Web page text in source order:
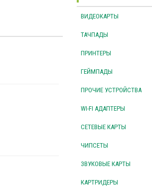
ВИДЕОКАРТЫ
ТАЧПАДЫ
ПРИНТЕРЫ
ГЕЙМПАДЫ
ПРОЧИЕ УСТРОЙСТВА
WI-FI АДАПТЕРЫ
СЕТЕВЫЕ КАРТЫ
ЧИПСЕТЫ
ЗВУКОВЫЕ КАРТЫ
КАРТРИДЕРЫ